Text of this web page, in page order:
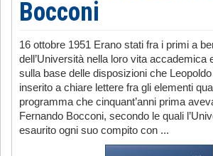
Bocconi
16 ottobre 1951 Erano stati fra i primi a
dell’Università nella loro vita accademica
sulla base delle disposizioni che
inserito a chiare lettere fra gli elementi
programma che cinquant’anni prima
Fernando Bocconi, secondo le quali
esaurito ogni suo compito con ...